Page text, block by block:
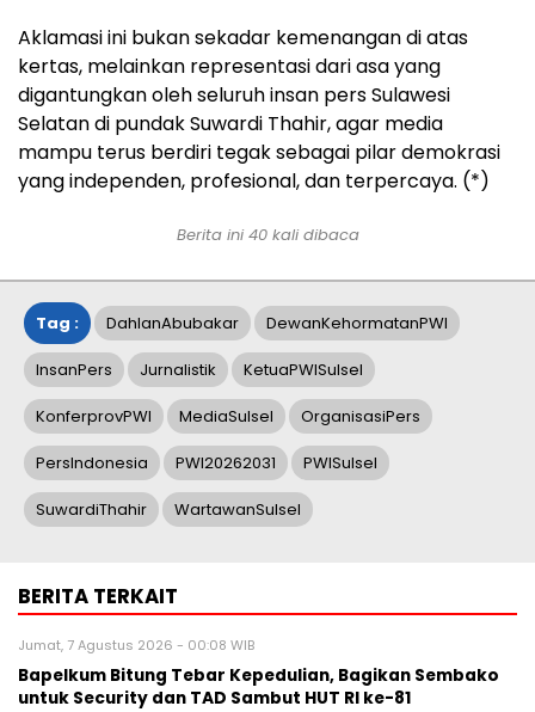
Aklamasi ini bukan sekadar kemenangan di atas
kertas, melainkan representasi dari asa yang
digantungkan oleh seluruh insan pers Sulawesi
Selatan di pundak Suwardi Thahir, agar media
mampu terus berdiri tegak sebagai pilar demokrasi
yang independen, profesional, dan terpercaya. (*)
Berita ini 40kali dibaca
Tag : DahlanAbubakar DewanKehormatanPWI
InsanPers Jurnalistik KetuaPWISulsel
KonferprovPWI MediaSulsel OrganisasiPers
PersIndonesia PWI20262031 PWISulsel
SuwardiThahir WartawanSulsel
BERITA TERKAIT
Jumat, 7 Agustus 2026 - 00:08 WIB
Bapelkum Bitung Tebar Kepedulian, Bagikan Sembako
untuk Security dan TAD Sambut HUT RI ke-81